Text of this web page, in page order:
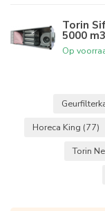
Torin
5000
Op
Horeca King (77)
Torin